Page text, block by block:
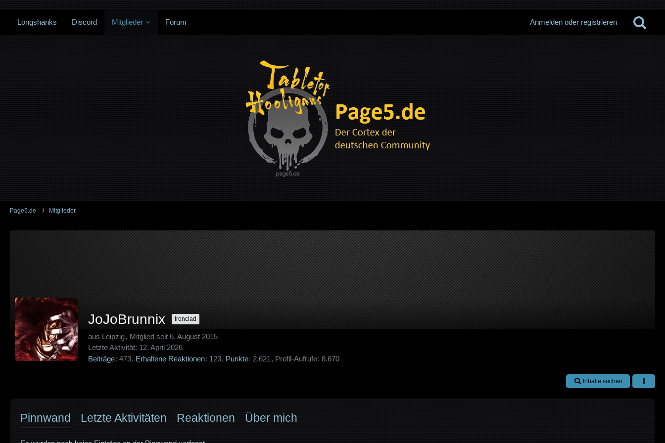
Longshanks Discord Mitglieder Forum Anmelden oder registrieren
Page5.de Mitglieder
JoJoBrunnix Ironclad
aus Leipzig
Mitglied seit 6. August 2015
Letzte Aktivität: 12. April 2026
Beiträge 473 Erhaltene Reaktionen 123 Punkte 2.621 Profil-Aufrufe 8.670
Inhalte suchen
Pinnwand Letzte Aktivitäten Reaktionen Über mich